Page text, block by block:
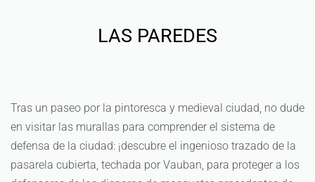
LAS PAREDES
Tras un paseo por la pintoresca y medieval ciudad, no dude
en visitar las murallas para comprender el sistema de
defensa de la ciudad: ¡descubre el ingenioso trazado de la
pasarela cubierta, techada por Vauban, para proteger a los